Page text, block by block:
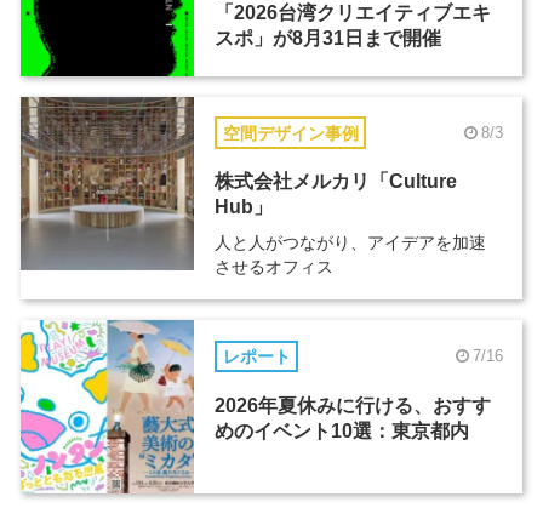
「2026台湾クリエイティブエキ
スポ」が8月31日まで開催
空間デザイン事例 8/3
株式会社メルカリ「Culture
Hub」
人と人がつながり、アイデアを加速
させるオフィス
レポート 7/16
2026年夏休みに行ける、おすす
めのイベント10選：東京都内